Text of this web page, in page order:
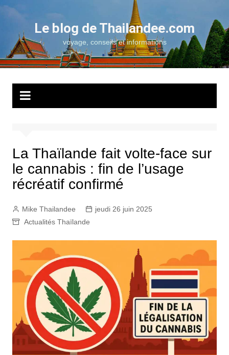
Aller
contenu
Le blog de Thailandee.com
voyage, conseils et informations
La Thaïlande fait volte-face sur
le cannabis : fin de l’usage
récréatif confirmé
Mike Thailandee
jeudi 26 juin 2025
Actualités Thaïlande